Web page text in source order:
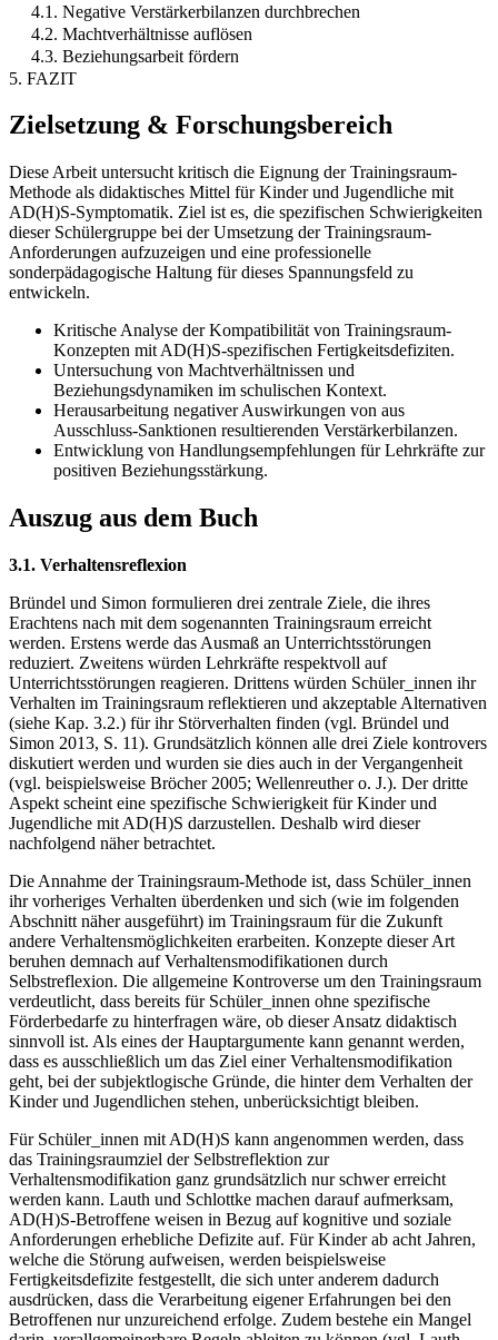
4.1. Negative Verstärkerbilanzen durchbrechen
4.2. Machtverhältnisse auflösen
4.3. Beziehungsarbeit fördern
5. FAZIT
Zielsetzung & Forschungsbereich
Diese Arbeit untersucht kritisch die Eignung der Trainingsraum-
Methode als didaktisches Mittel für Kinder und Jugendliche mit
AD(H)S-Symptomatik. Ziel ist es, die spezifischen Schwierigkeiten
dieser Schülergruppe bei der Umsetzung der Trainingsraum-
Anforderungen aufzuzeigen und eine professionelle
sonderpädagogische Haltung für dieses Spannungsfeld zu
entwickeln.
Kritische Analyse der Kompatibilität von Trainingsraum-
Konzepten mit AD(H)S-spezifischen Fertigkeitsdefiziten.
Untersuchung von Machtverhältnissen und
Beziehungsdynamiken im schulischen Kontext.
Herausarbeitung negativer Auswirkungen von aus
Ausschluss-Sanktionen resultierenden Verstärkerbilanzen.
Entwicklung von Handlungsempfehlungen für Lehrkräfte zur
positiven Beziehungsstärkung.
Auszug aus dem Buch
3.1. Verhaltensreflexion
Bründel und Simon formulieren drei zentrale Ziele, die ihres
Erachtens nach mit dem sogenannten Trainingsraum erreicht
werden. Erstens werde das Ausmaß an Unterrichtsstörungen
reduziert. Zweitens würden Lehrkräfte respektvoll auf
Unterrichtsstörungen reagieren. Drittens würden Schüler_innen ihr
Verhalten im Trainingsraum reflektieren und akzeptable Alternativen
(siehe Kap. 3.2.) für ihr Störverhalten finden (vgl. Bründel und
Simon 2013, S. 11). Grundsätzlich können alle drei Ziele kontrovers
diskutiert werden und wurden sie dies auch in der Vergangenheit
(vgl. beispielsweise Bröcher 2005; Wellenreuther o. J.). Der dritte
Aspekt scheint eine spezifische Schwierigkeit für Kinder und
Jugendliche mit AD(H)S darzustellen. Deshalb wird dieser
nachfolgend näher betrachtet.
Die Annahme der Trainingsraum-Methode ist, dass Schüler_innen
ihr vorheriges Verhalten überdenken und sich (wie im folgenden
Abschnitt näher ausgeführt) im Trainingsraum für die Zukunft
andere Verhaltensmöglichkeiten erarbeiten. Konzepte dieser Art
beruhen demnach auf Verhaltensmodifikationen durch
Selbstreflexion. Die allgemeine Kontroverse um den Trainingsraum
verdeutlicht, dass bereits für Schüler_innen ohne spezifische
Förderbedarfe zu hinterfragen wäre, ob dieser Ansatz didaktisch
sinnvoll ist. Als eines der Hauptargumente kann genannt werden,
dass es ausschließlich um das Ziel einer Verhaltensmodifikation
geht, bei der subjektlogische Gründe, die hinter dem Verhalten der
Kinder und Jugendlichen stehen, unberücksichtigt bleiben.
Für Schüler_innen mit AD(H)S kann angenommen werden, dass
das Trainingsraumziel der Selbstreflektion zur
Verhaltensmodifikation ganz grundsätzlich nur schwer erreicht
werden kann. Lauth und Schlottke machen darauf aufmerksam,
AD(H)S-Betroffene weisen in Bezug auf kognitive und soziale
Anforderungen erhebliche Defizite auf. Für Kinder ab acht Jahren,
welche die Störung aufweisen, werden beispielsweise
Fertigkeitsdefizite festgestellt, die sich unter anderem dadurch
ausdrücken, dass die Verarbeitung eigener Erfahrungen bei den
Betroffenen nur unzureichend erfolge. Zudem bestehe ein Mangel